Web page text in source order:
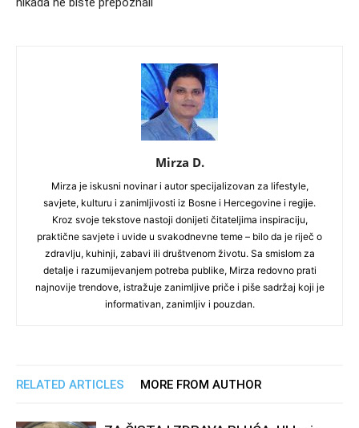
Mirza D.
Mirza je iskusni novinar i autor specijalizovan za lifestyle,
savjete, kulturu i zanimljivosti iz Bosne i Hercegovine i regije.
Kroz svoje tekstove nastoji donijeti čitateljima inspiraciju,
praktične savjete i uvide u svakodnevne teme – bilo da je riječ o
zdravlju, kuhinji, zabavi ili društvenom životu. Sa smislom za
detalje i razumijevanjem potreba publike, Mirza redovno prati
najnovije trendove, istražuje zanimljive priče i piše sadržaj koji je
informativan, zanimljiv i pouzdan.
RELATED ARTICLES MORE FROM AUTHOR